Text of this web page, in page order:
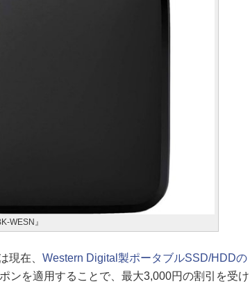
WESN』
現在、 Western Digital製ポータブルSSD/HDDの
ンを適用することで、最大3,000円の割引を受け